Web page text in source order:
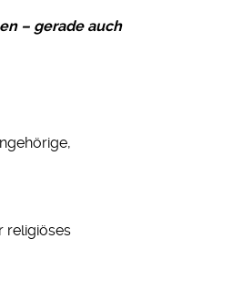
– gerade auch
religiöses